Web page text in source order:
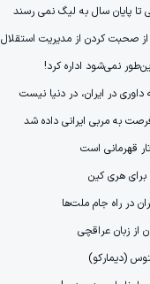
تا پایان سال به لیگ نمی رسند
صحبت کردن از مدیریت استقلال
نمی‌شود اداره کرد!
در ایران، در دنیا نیست
به مربی ایرانی داده شد
قهرمانی است
برای هری کین
در راه جام ملت‌ها
از زبان عراقچی
(دیمارکو)